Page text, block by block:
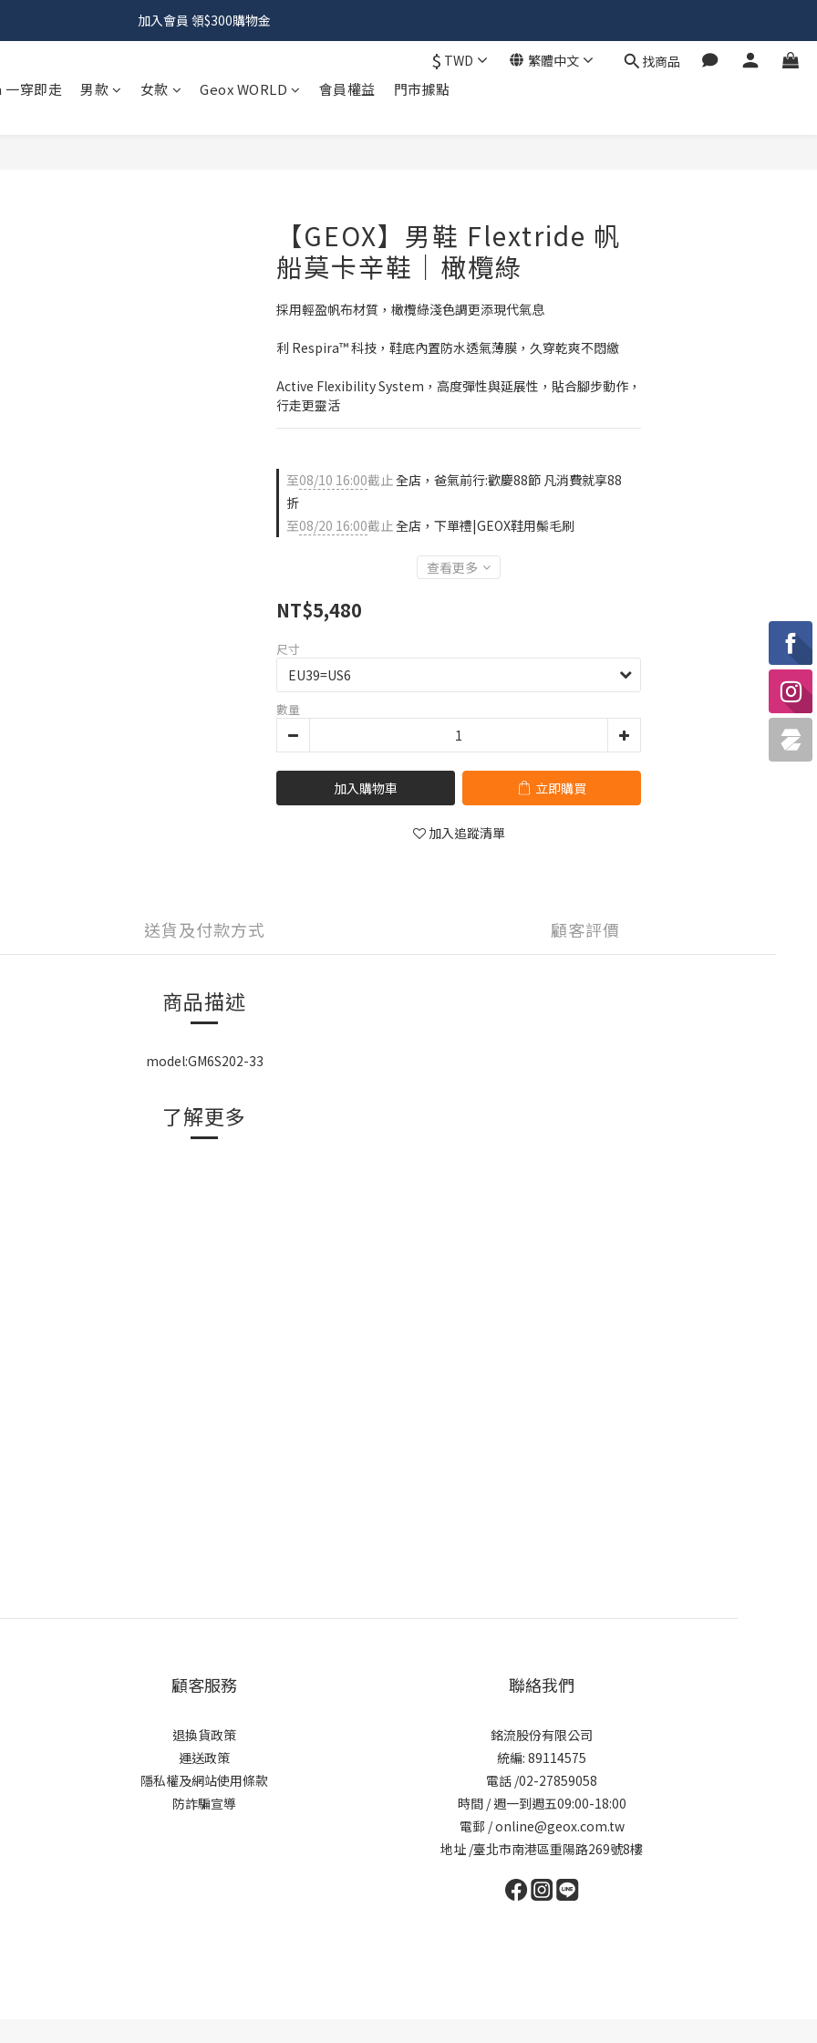
加入會員 領$300購物金
$ TWD 繁體中文 找商品
穿即走 男款 女款 Geox WORLD 會員權益 門市據點
【GEOX】男鞋 Flextride 帆
船莫卡辛鞋｜橄欖綠
採用輕盈帆布材質，橄欖綠淺色調更添現代氣息
利 Respira™ 科技，鞋底內置防水透氣薄膜，久穿乾爽不悶繳
Active Flexibility System，高度彈性與延展性，貼合腳步動作，
行走更靈活
至08/10 16:00截止全店，爸氣前行:歡慶88節 凡消費就享88
折
至08/20 16:00截止全店，下單禮|GEOX鞋用鬃毛刷
查看更多
NT$5,480
尺寸
數量
加入購物車 立即購買
加入追蹤清單
送貨及付款方式 顧客評價
商品描述
model:GM6S202-33
了解更多
顧客服務
退換貨政策
運送政策
隱私權及網站使用條款
防詐騙宣導
聯絡我們
銘流股份有限公司
統編: 89114575
電話 /02-27859058
時間 / 週一到週五09:00-18:00
電郵 / online@geox.com.tw
地址 /臺北市南港區重陽路269號8樓